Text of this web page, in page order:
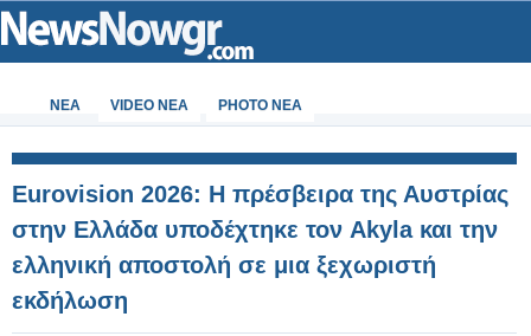
ΝΕΑ VIDEO NEA PHOTO NEA
Eurovision 2026: Η πρέσβειρα της Αυστρίας
στην Ελλάδα υποδέχτηκε τον Akyla και την
ελληνική αποστολή σε μια ξεχωριστή
εκδήλωση